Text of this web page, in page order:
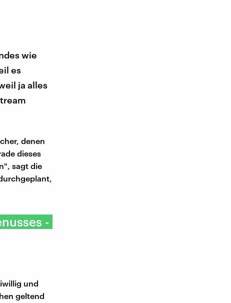
wie
es
ja alles
denen
dieses
sagt die
-
und
geltend